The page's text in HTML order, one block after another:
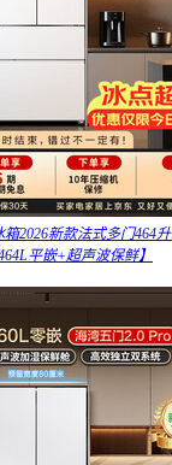
箱2026新款法式多门464
平嵌+超声波保鲜】